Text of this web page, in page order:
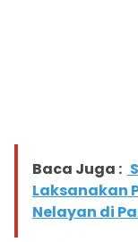
Baca Juga :
Laksanakan
Nelayan di